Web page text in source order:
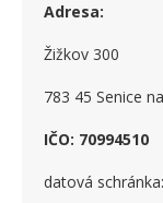
Adresa:
Žižkov 300
783 45 Senice
IČO: 70994510
datová